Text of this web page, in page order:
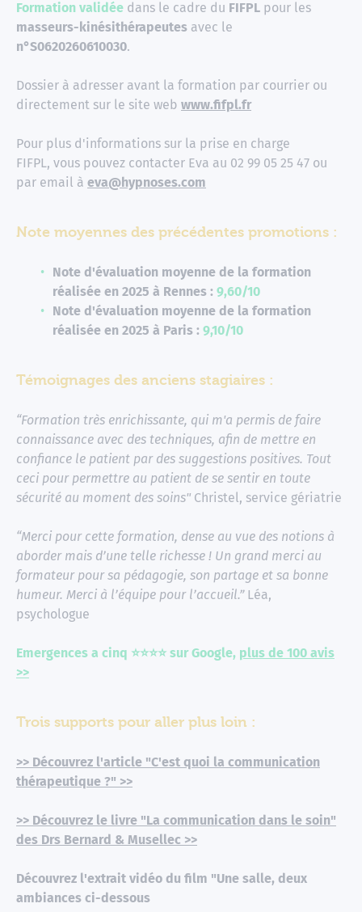
Formation validée dans le cadre du FIFPL pour les
masseurs-kinésithérapeutes avec le
n°S0620260610030.
Dossier à adresser avant la formation par courrier ou
directement sur le site web www.fifpl.fr
Pour plus d'informations sur la prise en charge
FIFPL, vous pouvez contacter Eva au 02 99 05 25 47 ou
par email à eva@hypnoses.com
Note moyennes des précédentes promotions :
Note d'évaluation moyenne de la formation
réalisée en 2025 à Rennes : 9,60/10
Note d'évaluation moyenne de la formation
réalisée en 2025 à Paris : 9,10/10
Témoignages des anciens stagiaires :
“Formation très enrichissante, qui m'a permis de faire
connaissance avec des techniques, afin de mettre en
confiance le patient par des suggestions positives. Tout
ceci pour permettre au patient de se sentir en toute
sécurité au moment des soins" Christel, service gériatrie
“Merci pour cette formation, dense au vue des notions à
aborder mais d’une telle richesse ! Un grand merci au
formateur pour sa pédagogie, son partage et sa bonne
humeur. Merci à l’équipe pour l’accueil.”Léa,
psychologue
Emergences a cinq ⭐⭐⭐⭐ sur Google, plus de 100 avis
>>
Trois supports pour aller plus loin :
>> Découvrez l'article "C'est quoi la communication
thérapeutique ?" >>
>> Découvrez le livre "La communication dans le soin"
des Drs Bernard & Musellec >>
Découvrez l'extrait vidéo du film "Une salle, deux
ambiances ci-dessous